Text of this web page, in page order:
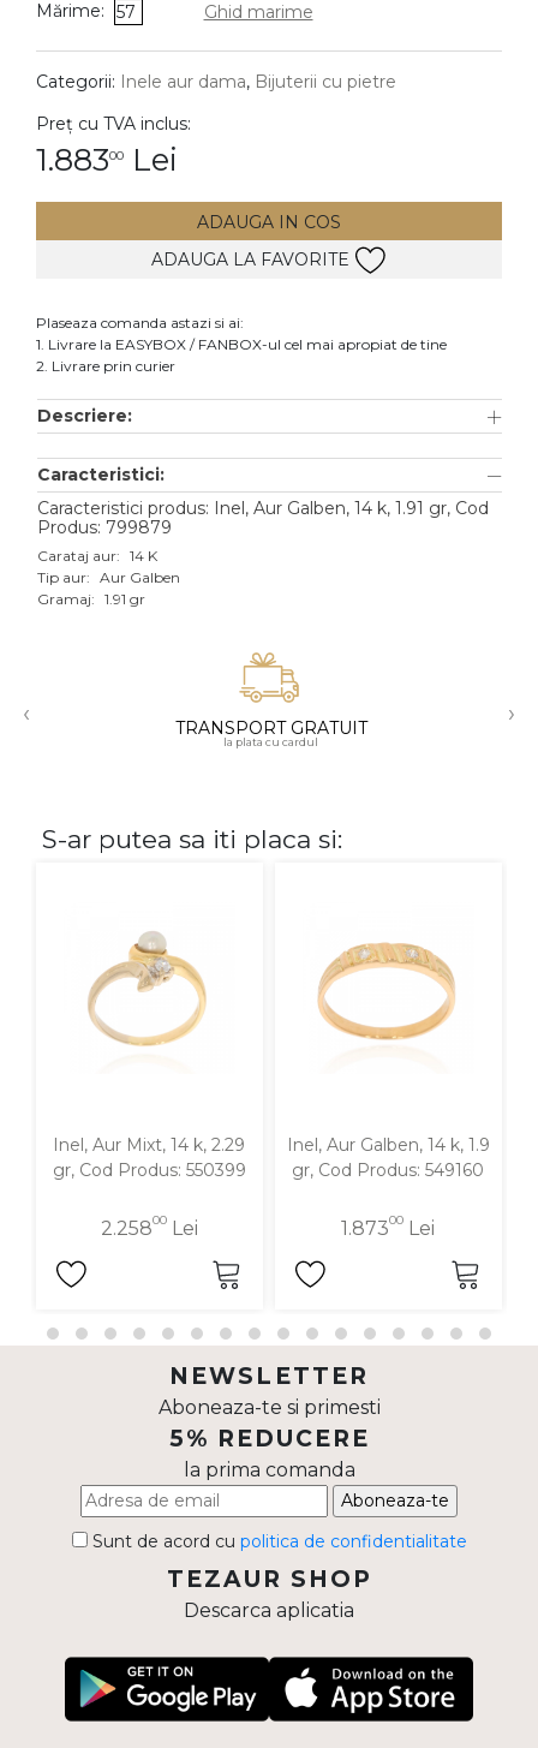
DIAMANTE Vezi toate
Cercei
Accesorii
Aur alb
Aur roz
Aur mixt
18K
Mărime: 57 Ghid marime
Categorii: Inele aur dama, Bijuterii cu pietre
Preț cu TVA inclus:
1.88300 Lei
ADAUGA IN COS
ADAUGA LA FAVORITE
Plaseaza comanda astazi si ai:
1. Livrare la EASYBOX / FANBOX-ul cel mai apropiat de tine
2. Livrare prin curier
Descriere:
Caracteristici:
Caracteristici produs: Inel, Aur Galben, 14 k, 1.91 gr, Cod
Produs: 799879
Carataj aur: 14 K
Tip aur: Aur Galben
Gramaj: 1.91 gr
‹ TRANSPORT GRATUIT
la plata cu cardul
›
S-ar putea sa iti placa si:
Inel, Aur Mixt, 14 k, 2.29
gr, Cod Produs: 550399
2.25800Lei
Inel, Aur Galben, 14 k, 1.9
gr, Cod Produs: 549160
1.87300 Lei
NEWSLETTER
Aboneaza-te si primesti
5% REDUCERE
la prima comanda
Aboneaza-te
Sunt de acord cu politica de confidentialitate
TEZAUR SHOP
Descarca aplicatia